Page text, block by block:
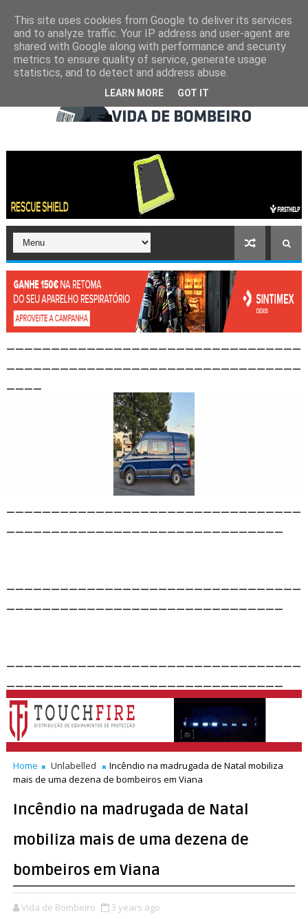
Home Unlabelled
Incêndio na madrugada de Natal mobiliza
mais de uma dezena de bombeiros em Viana
Incêndio na madrugada de Natal
mobiliza mais de uma dezena de
bombeiros em Viana
Vida de Bombeiro 3 years ago
This site uses cookies from Google to deliver its services
and to analyze traffic. Your IP address and user-agent are
shared with Google along with performance and security
metrics to ensure quality of service, generate usage
statistics, and to detect and address abuse.
LEARN MORE GOT IT